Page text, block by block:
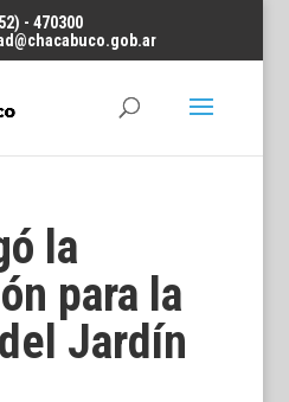
- 470300
la
para la
Jardín